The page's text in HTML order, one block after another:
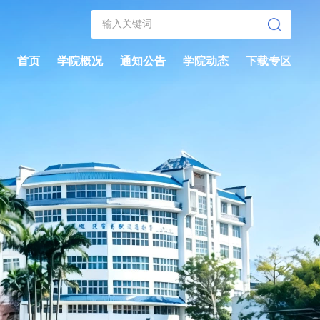
首页 学院概况 通知公告 学院动态 下载专区